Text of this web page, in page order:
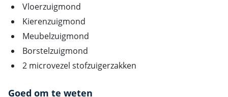
Vloerzuigmond
Kierenzuigmond
Meubelzuigmond
Borstelzuigmond
2 microvezel stofzuigerzakken
Goed om te weten